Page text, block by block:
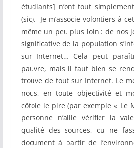
étudiants] n’ont tout
(sic). Je m’associe volontiers à
même un peu plus loin : de nos
significative de la population
sur Internet… Cela peut
pauvre, mais il faut bien se
trouve de tout sur Internet. Le
nous, en toute objectivité et
côtoie le pire (par exemple « Le
personne n’aille vérifier la
qualité des sources, ou ne
document à partir de